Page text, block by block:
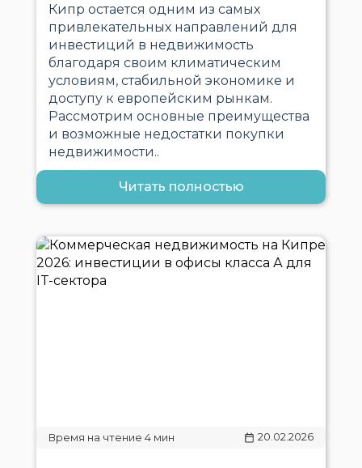
Кипр остается одним из самых
привлекательных направлений для
инвестиций в недвижимость
благодаря своим климатическим
условиям, стабильной экономике и
доступу к европейским рынкам.
Рассмотрим основные преимущества
и возможные недостатки покупки
недвижимости..
Читать полностью
20.02.2026